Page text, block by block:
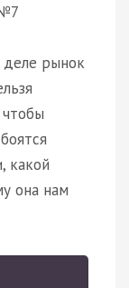
деле рынок
какой
она нам